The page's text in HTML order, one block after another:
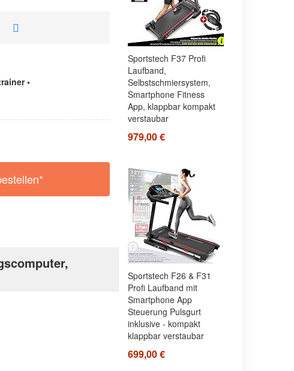
•
Sportstech F37 Profi
Laufband,
Selbstschmiersystem,
Smartphone Fitness
App, klappbar kompakt
verstaubar
979,00 €
Sportstech F26 & F31
Profi Laufband mit
Smartphone App
Steuerung Pulsgurt
inklusive - kompakt
klappbar verstaubar
699,00 €